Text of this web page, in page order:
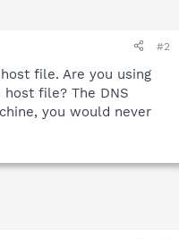
#2
file. Are you using
file? The DNS
you would never